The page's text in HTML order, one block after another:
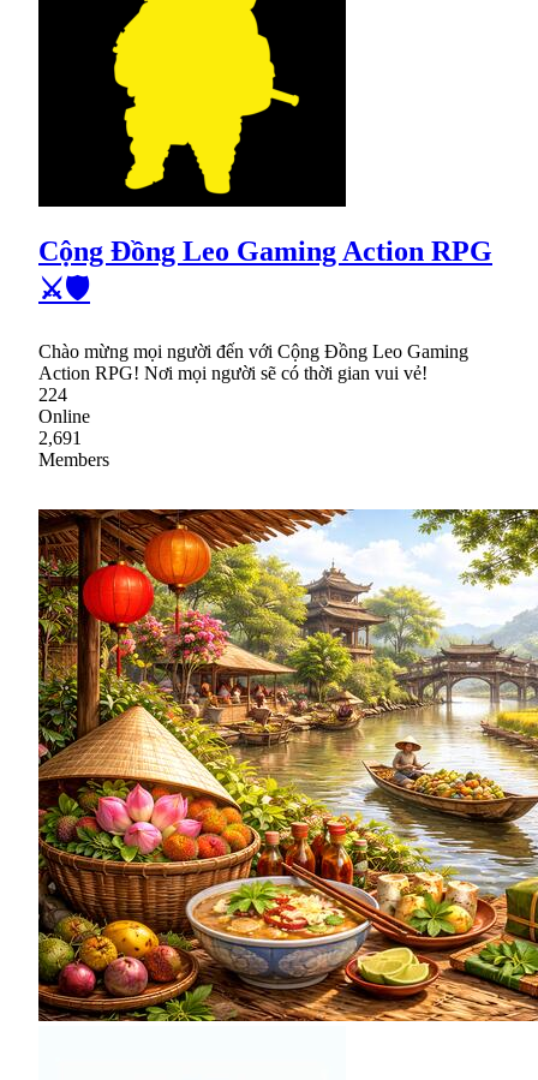
Cộng Đồng Leo Gaming Action RPG
⚔🛡
Chào mừng mọi người đến với Cộng Đồng Leo Gaming
Action RPG! Nơi mọi người sẽ có thời gian vui vẻ!
224
Online
2,691
Members